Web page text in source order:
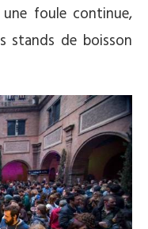
foule continue,
stands de boisson